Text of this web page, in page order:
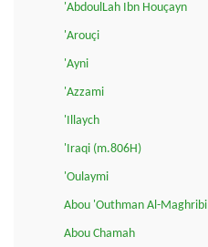
'AbdoulLah Ibn Houçayn
'Arouçi
'Ayni
'Azzami
'Illaych
'Iraqi (m.806H)
'Oulaymi
Abou 'Outhman Al-Maghribi
Abou Chamah